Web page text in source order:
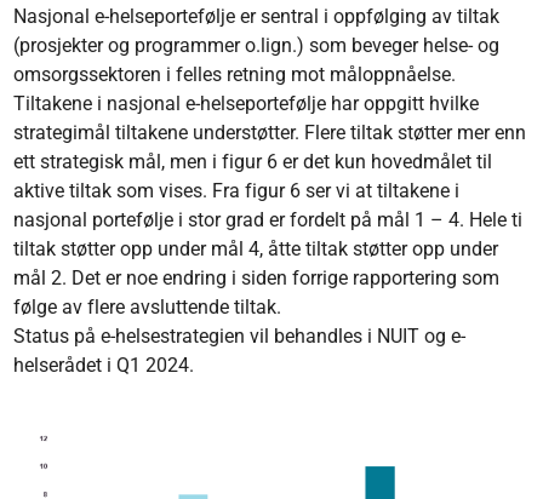
Nasjonal e-helseportefølje er sentral i oppfølging av tiltak
(prosjekter og programmer o.lign.) som beveger helse- og
omsorgssektoren i felles retning mot måloppnåelse.
Tiltakene i nasjonal e-helseportefølje har oppgitt hvilke
strategimål tiltakene understøtter. Flere tiltak støtter mer enn
ett strategisk mål, men i figur 6 er det kun hovedmålet til
aktive tiltak som vises. Fra figur 6 ser vi at tiltakene i
nasjonal portefølje i stor grad er fordelt på mål 1 – 4. Hele ti
tiltak støtter opp under mål 4, åtte tiltak støtter opp under
mål 2. Det er noe endring i siden forrige rapportering som
følge av flere avsluttende tiltak.
Status på e-helsestrategien vil behandles i NUIT og e-
helserådet i Q1 2024.